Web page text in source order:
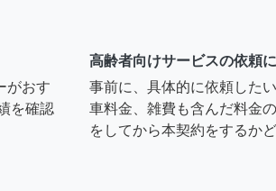
がおす
を確認
高齢者向けサービスの依頼
事前に、具体的に依頼した
車料金、雑費も含んだ料金
をしてから本契約をするか